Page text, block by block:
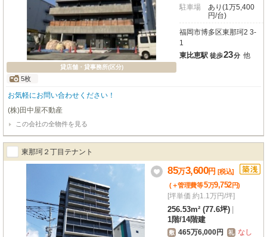
貸店舗・貸事務所(区分)
5枚
駐車場
あり(1万5,400
円/台)
福岡市博多区東那珂2 3-
1
東比恵駅 徒歩23分 他
お気軽にお問い合わせください！
(株)田中屋不動産
この会社の全物件を見る
東那珂２丁目テナント
85万3,600円 [税込]
(＋管理費等5万9,752円)
[坪単価 約1.1万円/坪]
256.53m² (77.6坪)
1階/14階建
敷 465万6,000円 礼 なし